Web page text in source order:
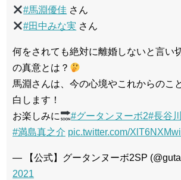
#馬淵優佳 さん
#田中みな実 さん
何をされても絶対に離婚しないと言い
の真意とは？
馬淵さんは、今の心境やこれからのこ
白します！
お楽しみに
#グータンヌーボ2#長谷
#満島真之介 pic.twitter.com/
— 【公式】グータンヌーボ2SP
2021